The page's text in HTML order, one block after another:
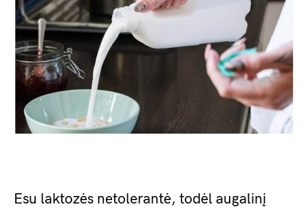
Esu laktozės netolerantė, todėl augalinį